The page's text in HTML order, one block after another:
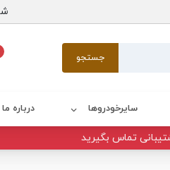
جستجو
سایرخودروها درباره ما
تماس بگیرید